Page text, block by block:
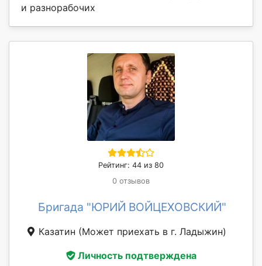
и разнорабочих
Рейтинг: 44 из 80
0 отзывов
Бригада "ЮРИЙ ВОЙЦЕХОВСКИЙ"
Казатин (Может приехать в г. Ладыжин)
Личность подтверждена